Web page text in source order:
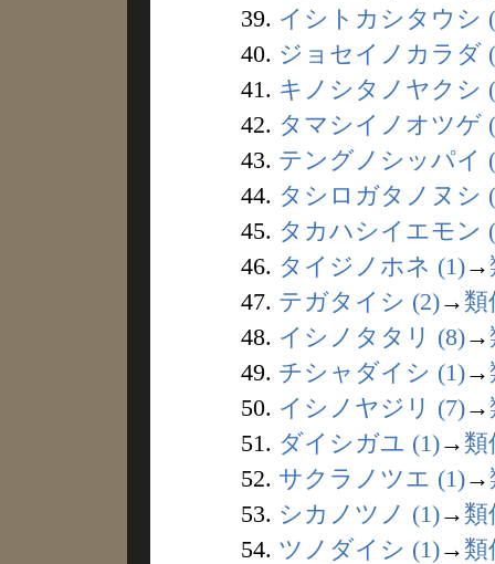
39. イシトカシタウシ
40. ジョセイノカラダ
41. キノシタノヤクシ
42. タマシイノオツゲ
43. テングノシッパイ
44. タシロガタノヌシ
45. タカハシイエモン
46. タイジノホネ (1)→
47. テガタイシ (2)→ 類
48. イシノタタリ (8)→
49. チシャダイシ (1)→
50. イシノヤジリ (7)→
51. ダイシガユ (1)→ 類
52. サクラノツエ (1)→
53. シカノツノ (1)→ 類
54. ツノダイシ (1)→ 類